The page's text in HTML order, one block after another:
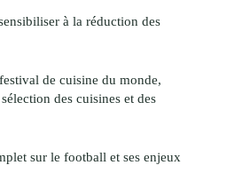
à la réduction des
de cuisine du monde,
des cuisines et des
sur le football et ses enjeux